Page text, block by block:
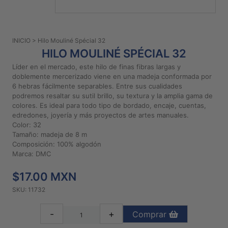
Preguntas
Aviso De
Privacidad
Políticas
Compra
Diseños
INICIO > Hilo Mouliné Spécial 32
HILO MOULINÉ SPÉCIAL 32
Líder en el mercado, este hilo de finas fibras largas y
doblemente mercerizado viene en una madeja conformada por
6 hebras fácilmente separables. Entre sus cualidades
podremos resaltar su sutil brillo, su textura y la amplia gama de
colores. Es ideal para todo tipo de bordado, encaje, cuentas,
edredones, joyería y más proyectos de artes manuales.
Color: 32
Tamaño: madeja de 8 m
Composición: 100% algodón
Marca: DMC
$17.00 MXN
SKU: 11732
- + Comprar